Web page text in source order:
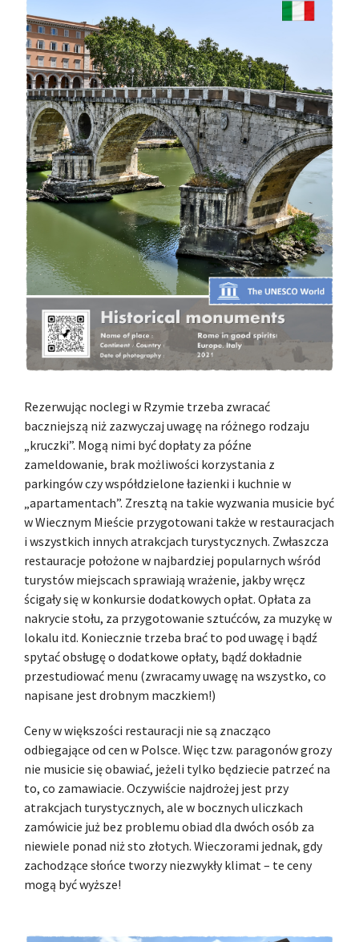
Rezerwując noclegi w Rzymie trzeba zwracać
baczniejszą niż zazwyczaj uwagę na różnego rodzaju
„kruczki”. Mogą nimi być dopłaty za późne
zameldowanie, brak możliwości korzystania z
parkingów czy współdzielone łazienki i kuchnie w
„apartamentach”. Zresztą na takie wyzwania musicie być
w Wiecznym Mieście przygotowani także w restauracjach
i wszystkich innych atrakcjach turystycznych. Zwłaszcza
restauracje położone w najbardziej popularnych wśród
turystów miejscach sprawiają wrażenie, jakby wręcz
ścigały się w konkursie dodatkowych opłat. Opłata za
nakrycie stołu, za przygotowanie sztućców, za muzykę w
lokalu itd. Koniecznie trzeba brać to pod uwagę i bądź
spytać obsługę o dodatkowe opłaty, bądź dokładnie
przestudiować menu (zwracamy uwagę na wszystko, co
napisane jest drobnym maczkiem!)
Ceny w większości restauracji nie są znacząco
odbiegające od cen w Polsce. Więc tzw. paragonów grozy
nie musicie się obawiać, jeżeli tylko będziecie patrzeć na
to, co zamawiacie. Oczywiście najdrożej jest przy
atrakcjach turystycznych, ale w bocznych uliczkach
zamówicie już bez problemu obiad dla dwóch osób za
niewiele ponad niż sto złotych. Wieczorami jednak, gdy
zachodzące słońce tworzy niezwykły klimat – te ceny
mogą być wyższe!